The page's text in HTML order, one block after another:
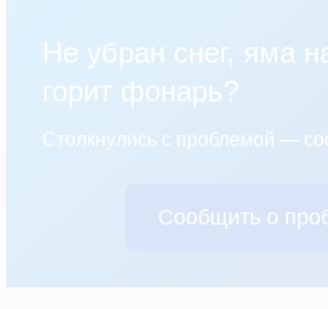
Не убран снег, яма
горит фонарь?
Столкнулись с проблемой —
Сообщить о